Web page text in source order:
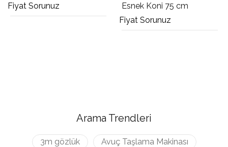
Fiyat Sorunuz
Esnek Koni 75 cm
Fiyat Sorunuz
Arama Trendleri
3m gözlük Avuç Taşlama Makinası